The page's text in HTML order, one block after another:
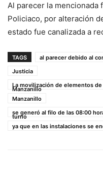
Al parecer la mencionada
Policiaco, por alteración
estado fue canalizada a
TAGS al parecer debido al
Justicia
La movilización de elementos
Manzanillo
Manzanillo
se generó al filo de las 08:00
turno
ya que en las instalaciones se